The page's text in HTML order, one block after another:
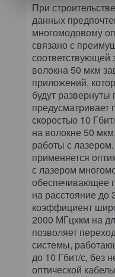
При
данных
многомодовому
связано с
соответствующей
волокна 50 мкм
приложений,
будут
предусматривает
скоростью 10
на волокне 50
работы с
применяется
с лазером
обеспечивающее
на расстояние
коэффициент
2000 МГцхкм на
позволяет
системы,
до 10 Гбит/с, без
оптической